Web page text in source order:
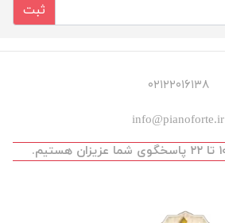
ثبت
۰۲۱۲۲۰۱۶۱۳۸
info@pianoforte.ir